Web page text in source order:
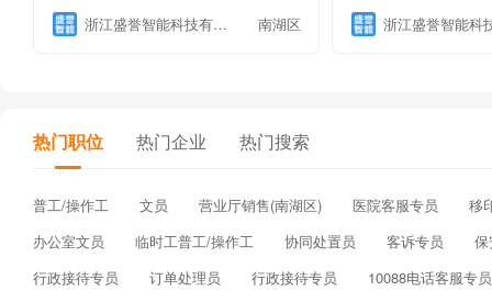
浙江盛誉智能科技有限公司 南湖区
热门职位 热门企业 热门搜索
普工/操作工 文员 营业厅销售(南湖区) 医院客服专员
移
办公室文员
临时工普工/操作工 协同处置员 客诉专员
行政接待专员
订单处理员 行政接待专员
10088电话客服专员